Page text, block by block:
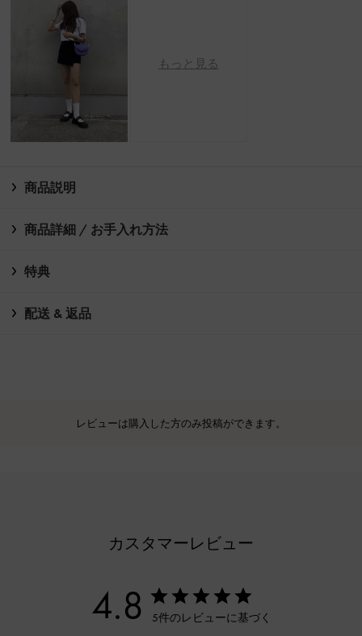
もっと見る
商品説明
商品詳細 / お手入れ方法
特典
配送 & 返品
レビューは購入した方のみ投稿ができます。
カスタマーレビュー
4.8 5件のレビューに基づく